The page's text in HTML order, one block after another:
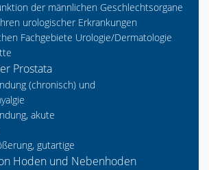
der männlichen Geschlechtsorgane
urologischer Erkrankungen
Fachgebiete Urologie/Dermatologie
Prostata
(chronisch) und
akute
gutartige
Hoden und Nebenhoden